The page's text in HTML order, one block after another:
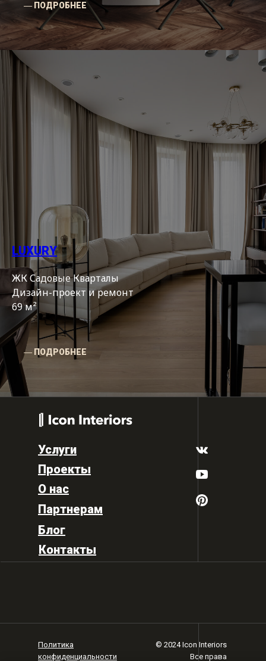
― ПОДРОБНЕЕ
LUXURY
ЖК Садовые Кварталы
Дизайн-проект и ремонт
69 м²
― ПОДРОБНЕЕ
© 2024 Icon Interiors
Все права
Услуги
Проекты
О нас
Партнерам
Политика
конфиденциальности
Контакты
Блог